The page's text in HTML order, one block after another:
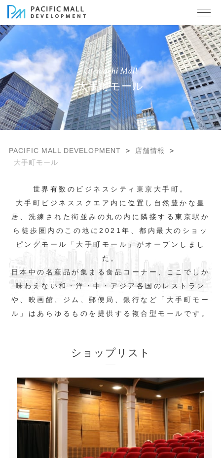
Otemachi Mall
大手町モール
PACIFIC MALL DEVELOPMENT > 店舗情報
>
大手町モール
世界有数のビジネスシティ東京大手町。
大手町ビジネススクエア内に位置し自然豊かな皇
居、洗練された街並みの丸の内に隣接する東京駅か
ら徒歩圏内のこの地に2021年、都内最大のショッ
ピングモール「大手町モール」がオープンしまし
た。
日本中の名産品が集まる食品コーナー、ここでしか
味わえない和・洋・中・アジア各国のレストラン
や、映画館、ジム、郵便局、銀行など「大手町モー
ル」はあらゆるものを提供する複合型モールです。
ショップリスト